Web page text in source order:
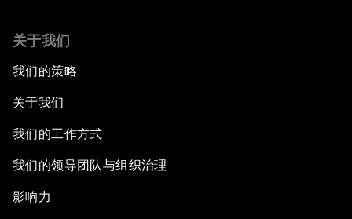
关于我们
我们的策略
关于我们
我们的工作方式
我们的领导团队与组织治理
影响力